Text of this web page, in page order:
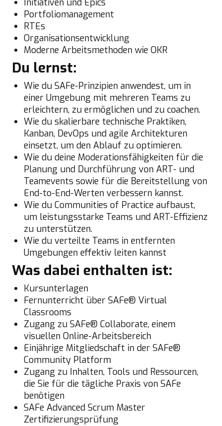
Portfoliomanagement
RTEs
Organisationsentwicklung
Moderne Arbeitsmethoden wie OKR
Du lernst:
Wie du SAFe-Prinzipien anwendest, um in
einer Umgebung mit mehreren Teams zu
erleichtern, zu ermöglichen und zu coachen.
Wie du skalierbare technische Praktiken,
Kanban, DevOps und agile Architekturen
einsetzt, um den Ablauf zu optimieren.
Wie du deine Moderationsfähigkeiten für die
Planung und Durchführung von ART- und
Teamevents sowie für die Bereitstellung von
End-to-End-Werten verbessern kannst.
Wie du Communities of Practice aufbaust,
um leistungsstarke Teams und ART-Effizienz
zu unterstützen.
Wie du verteilte Teams in entfernten
Umgebungen effektiv leiten kannst
Was dabei enthalten ist:
Kursunterlagen
Fernunterricht über SAFe® Virtual
Classrooms
Zugang zu SAFe® Collaborate, einem
visuellen Online-Arbeitsbereich
Einjährige Mitgliedschaft in der SAFe®
Community Platform
Zugang zu Inhalten, Tools und Ressourcen,
die Sie für die tägliche Praxis von SAFe
benötigen
SAFe Advanced Scrum Master
Zertifizierungsprüfung